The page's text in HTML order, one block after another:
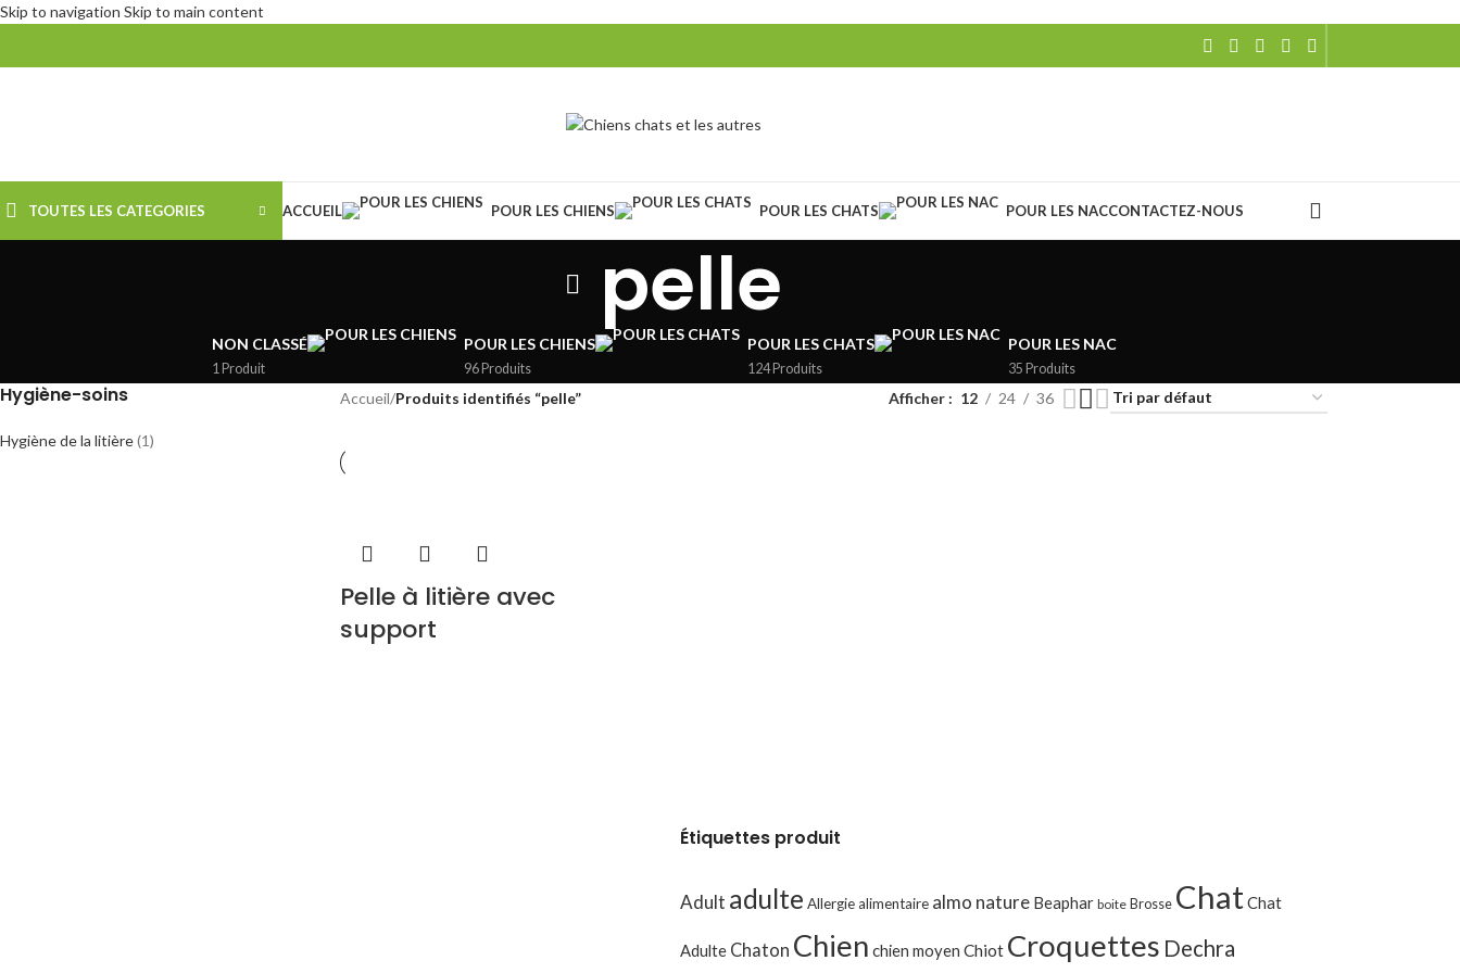
Skip to navigation Skip to main content
TOUTES LES CATEGORIES ACCUEIL POUR LES CHIENS POUR LES CHATS POUR LES NACCONTACTEZ-NOUS
pelle
NON CLASSÉ
1 Produit
POUR LES CHIENS
96 Produits
POUR LES CHATS
124 Produits
POUR LES NAC
35 Produits
Hygiène-soins
Hygiène de la litière(1)
Accueil/Produits identifiés “pelle” Afficher 12 24 36
Pelle à litière avec
support
Étiquettes produit
Adult adulte Allergie alimentaire almo nature Beaphar boite Brosse ChatChat
Adulte Chaton Chien chien moyen Chiot Croquettes Dechra